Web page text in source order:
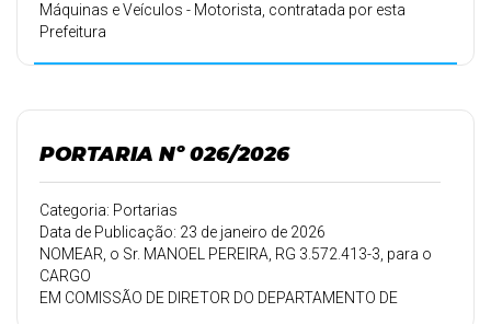
Máquinas e Veículos - Motorista, contratada por esta
Prefeitura
PORTARIA Nº 026/2026
Categoria: Portarias
Data de Publicação: 23 de janeiro de 2026
NOMEAR, o Sr. MANOEL PEREIRA, RG 3.572.413-3, para o
CARGO
EM COMISSÃO DE DIRETOR DO DEPARTAMENTO DE